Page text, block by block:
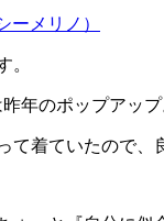
ーメリノ）
。
年のポップアップ
て着ていたので、